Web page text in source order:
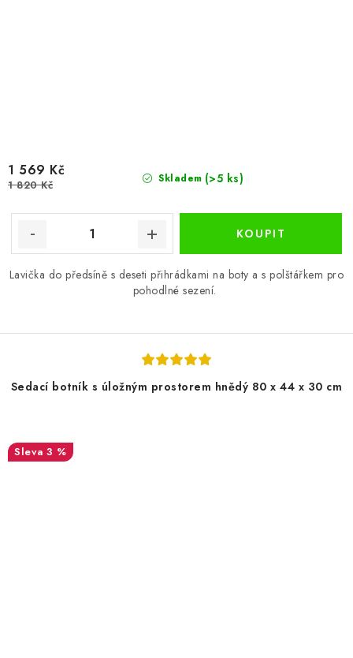
Skladem (>5 ks)
1 569 Kč
1 820 Kč
Lavička do předsíně s deseti přihrádkami na boty a s polštářkem pro
pohodlné sezení.
Sedací botník s úložným prostorem hnědý 80 x 44 x 30 cm
3 %